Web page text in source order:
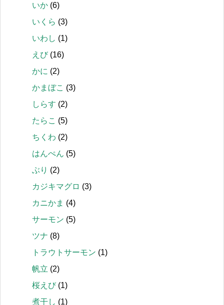
いか (6)
いくら (3)
いわし (1)
えび(16)
かに (2)
かまぼこ (3)
しらす (2)
たらこ (5)
ちくわ (2)
はんぺん (5)
ぶり (2)
カジキマグロ (3)
カニかま (4)
サーモン (5)
ツナ (8)
トラウトサーモン (1)
帆立 (2)
桜えび(1)
煮干し (1)